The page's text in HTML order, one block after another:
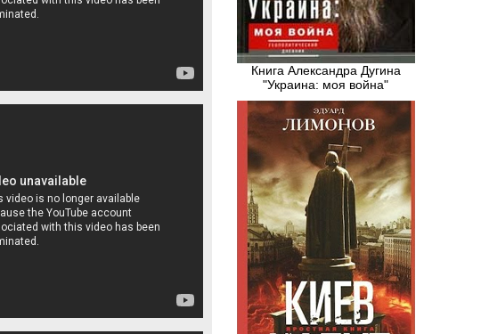
Книга Александра Дугина
"Украина: моя война"